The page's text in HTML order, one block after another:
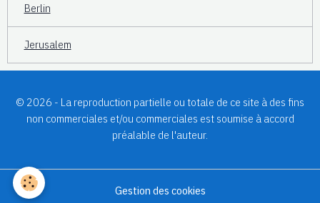
Berlin
Jerusalem
© 2026 - La reproduction partielle ou totale de ce site à des fins
non commerciales et/ou commerciales est soumise à accord
préalable de l'auteur.
Gestion des cookies